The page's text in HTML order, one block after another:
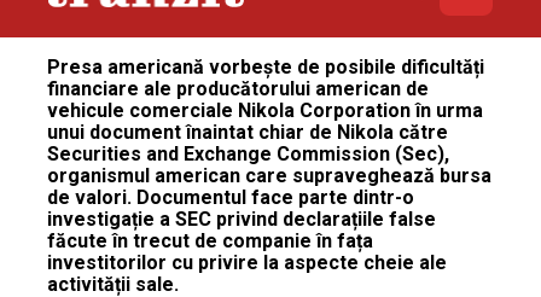
Presa americană vorbește de posibile dificultăți
financiare ale producătorului american de
vehicule comerciale Nikola Corporation în urma
unui document înaintat chiar de Nikola către
Securities and Exchange Commission (Sec),
organismul american care supraveghează bursa
de valori. Documentul face parte dintr-o
investigație a SEC privind declarațiile false
făcute în trecut de companie în fața
investitorilor cu privire la aspecte cheie ale
activității sale.